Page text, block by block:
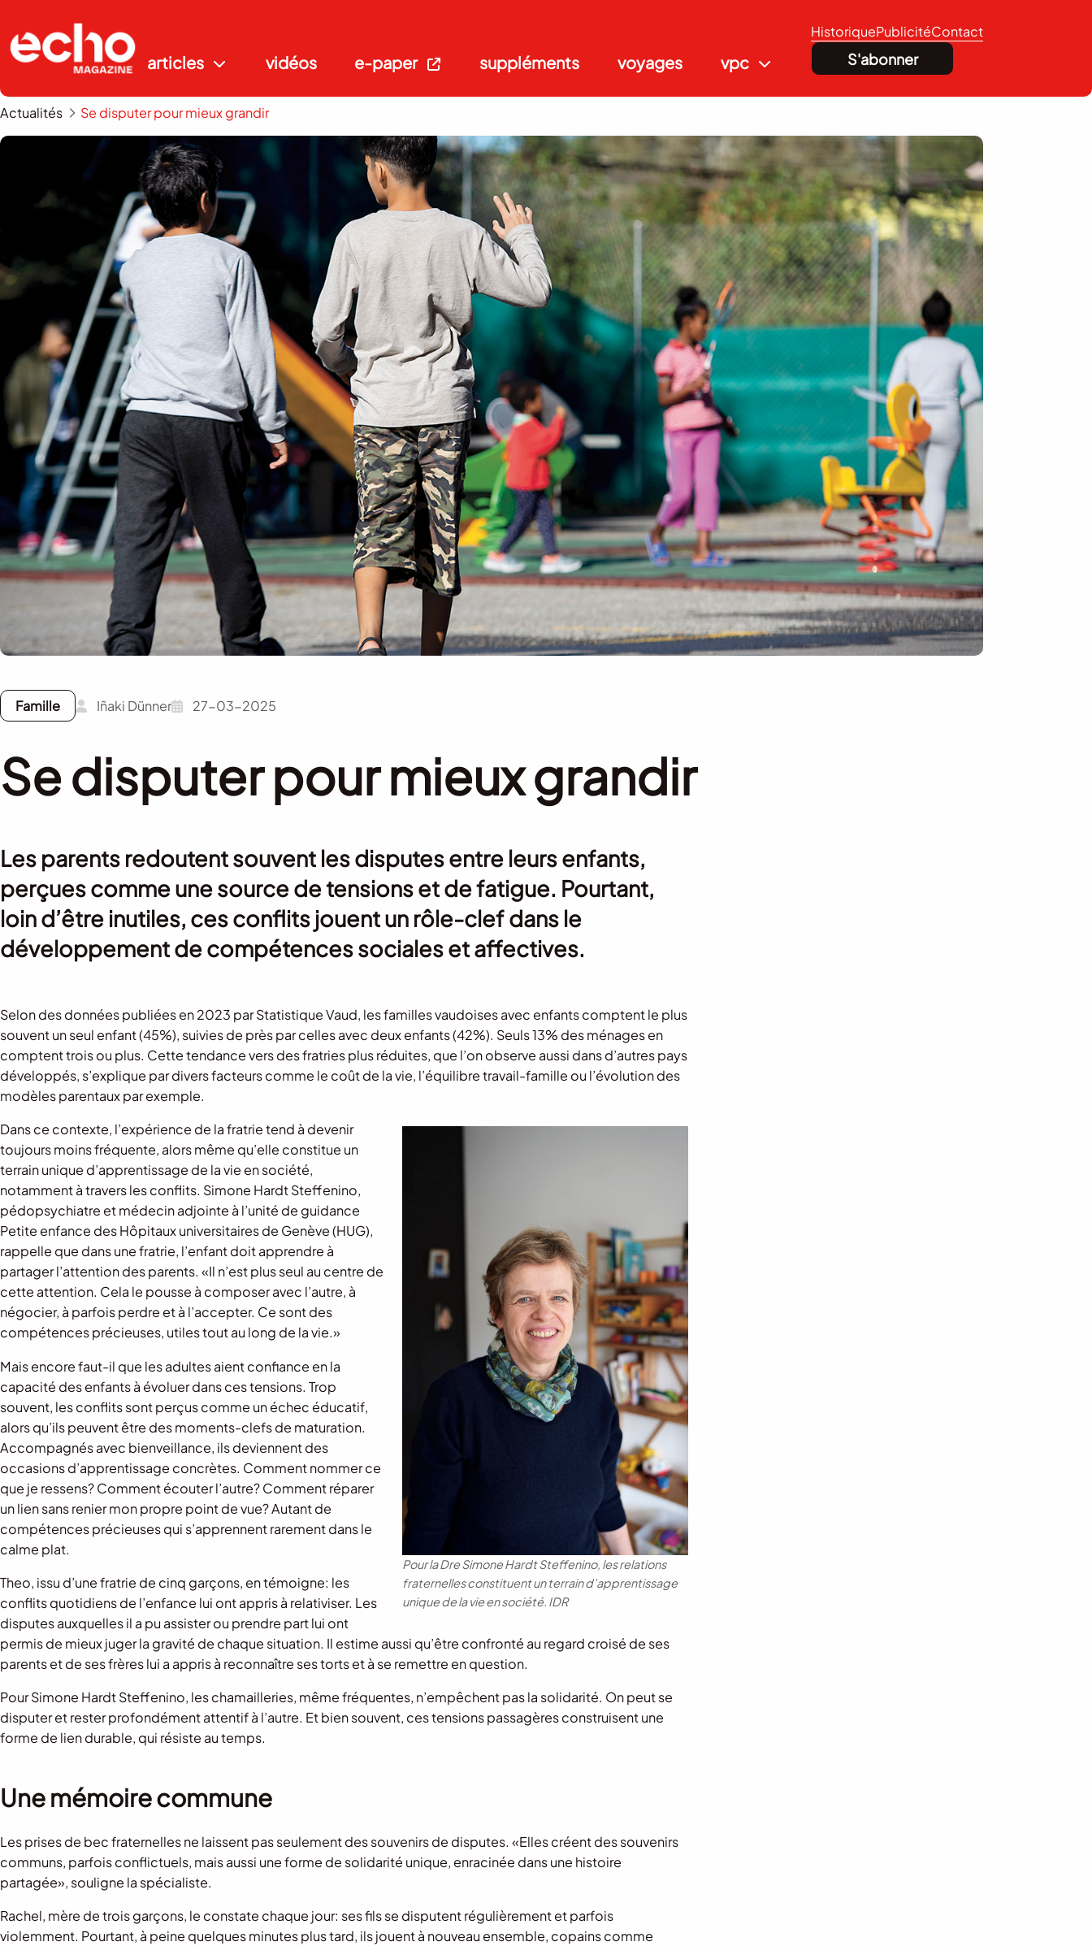
articles vidéos e-paper suppléments voyages vpc
HistoriquePublicitéContact
S'abonner
Actualités Se disputer pour mieux grandir
Famille Iñaki Dünner 27-03-2025
Se disputer pour mieux grandir
Les parents redoutent souvent les disputes entre leurs enfants,
perçues comme une source de tensions et de fatigue. Pourtant,
loin d’être inutiles, ces conflits jouent un rôle-clef dans le
développement de compétences sociales et affectives.
Selon des données publiées en 2023 par Statistique Vaud, les familles vaudoises avec enfants comptent le plus
souvent un seul enfant (45%), suivies de près par celles avec deux enfants (42%). Seuls 13% des ménages en
comptent trois ou plus. Cette tendance vers des fratries plus réduites, que l’on observe aussi dans d’autres pays
développés, s’explique par divers facteurs comme le coût de la vie, l’équilibre travail-famille ou l’évolution des
modèles parentaux par exemple.
Pour la Dre Simone Hardt Steffenino, les relations
fraternelles constituent un terrain d’apprentissage
unique de la vie en société. IDR
Dans ce contexte, l’expérience de la fratrie tend à devenir
toujours moins fréquente, alors même qu’elle constitue un
terrain unique d’apprentissage de la vie en société,
notamment à travers les conflits. Simone Hardt Steffenino,
pédopsychiatre et médecin adjointe à l’unité de guidance
Petite enfance des Hôpitaux universitaires de Genève (HUG),
rappelle que dans une fratrie, l’enfant doit apprendre à
partager l’attention des parents. «Il n’est plus seul au centre de
cette attention. Cela le pousse à composer avec l’autre, à
négocier, à parfois perdre et à l’accepter. Ce sont des
compétences précieuses, utiles tout au long de la vie.»
Mais encore faut-il que les adultes aient confiance en la
capacité des enfants à évoluer dans ces tensions. Trop
souvent, les conflits sont perçus comme un échec éducatif,
alors qu’ils peuvent être des moments-clefs de maturation.
Accompagnés avec bienveillance, ils deviennent des
occasions d’apprentissage concrètes. Comment nommer ce
que je ressens? Comment écouter l’autre? Comment réparer
un lien sans renier mon propre point de vue? Autant de
compétences précieuses qui s’apprennent rarement dans le
calme plat.
Theo, issu d’une fratrie de cinq garçons, en témoigne: les
conflits quotidiens de l’enfance lui ont appris à relativiser. Les
disputes auxquelles il a pu assister ou prendre part lui ont
permis de mieux juger la gravité de chaque situation. Il estime aussi qu’être confronté au regard croisé de ses
parents et de ses frères lui a appris à reconnaître ses torts et à se remettre en question.
Pour Simone Hardt Steffenino, les chamailleries, même fréquentes, n’empêchent pas la solidarité. On peut se
disputer et rester profondément attentif à l’autre. Et bien souvent, ces tensions passagères construisent une
forme de lien durable, qui résiste au temps.
Une mémoire commune
Les prises de bec fraternelles ne laissent pas seulement des souvenirs de disputes. «Elles créent des souvenirs
communs, parfois conflictuels, mais aussi une forme de solidarité unique, enracinée dans une histoire
partagée», souligne la spécialiste.
Rachel, mère de trois garçons, le constate chaque jour: ses fils se disputent régulièrement et parfois
violemment. Pourtant, à peine quelques minutes plus tard, ils jouent à nouveau ensemble, copains comme